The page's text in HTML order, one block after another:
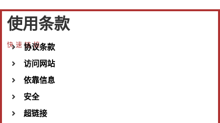
使用条款
快速链接
协议条款
访问网站
依靠信息
安全
超链接